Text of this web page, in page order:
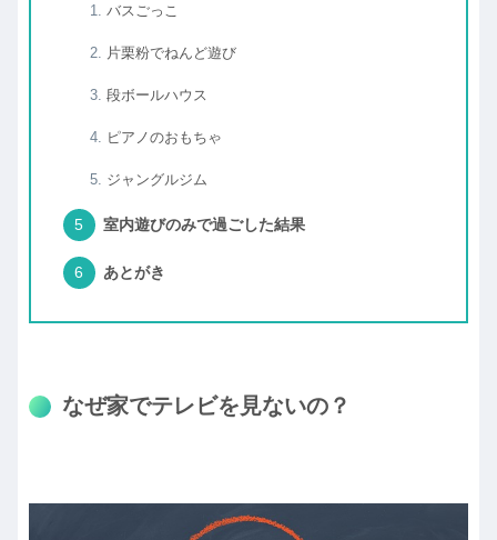
バスごっこ
片栗粉でねんど遊び
段ボールハウス
ピアノのおもちゃ
ジャングルジム
室内遊びのみで過ごした結果
あとがき
なぜ家でテレビを見ないの？